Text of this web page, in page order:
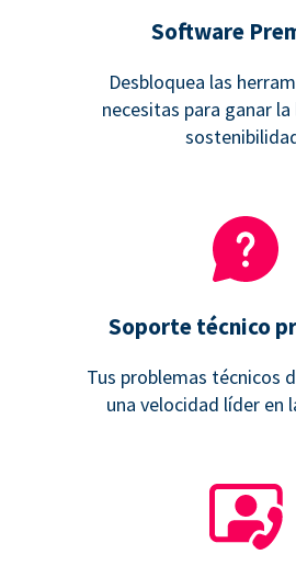
Software
Desbloquea las
necesitas para ganar la
Soporte técnico
Tus problemas técnicos
una velocidad líder en